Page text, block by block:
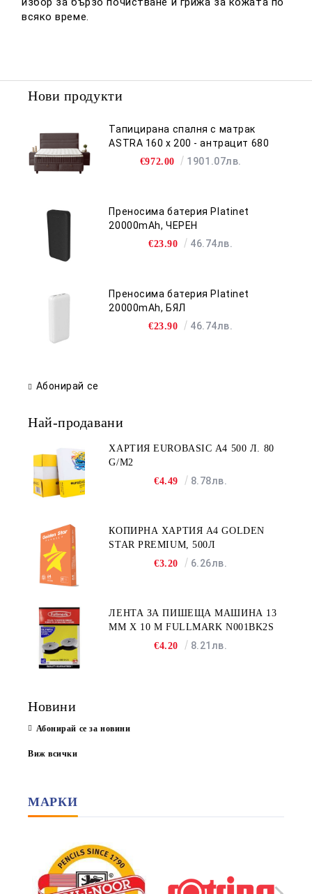
всяко време.
Нови продукти
Тапицирана спалня с матрак
ASTRA 160 x 200 - антрацит 680
€972.00 1901.07лв.
Преносима батерия Platinet
20000mAh, ЧЕРЕН
€23.90 46.74лв.
Преносима батерия Platinet
20000mAh, БЯЛ
€23.90 46.74лв.
Абонирай се
Най-продавани
ХАРТИЯ EUROBASIC А4 500 Л. 80
G/M2
€4.49
8.78лв.
КОПИРНА ХАРТИЯ A4 GOLDEN
STAR PREMIUM, 500Л
€3.20
6.26лв.
ЛЕНТА ЗА ПИШЕЩА МАШИНА 13
MM X 10 M FULLMARK N001BK2S
€4.20
8.21лв.
Новини
Абонирай се за новини
Виж всички
МАРКИ